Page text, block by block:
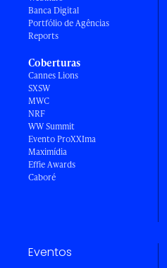
Banca Digital
Portfólio de Agências
Reports
Coberturas
Cannes Lions
SXSW
MWC
NRF
WW Summit
Evento ProXXIma
Maximídia
Effie Awards
Caboré
Eventos